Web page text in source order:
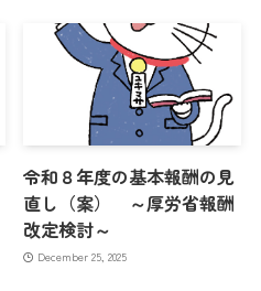
令和８年度の基本報酬の見
直し（案） ～厚労省報酬
改定検討～
December 25, 2025